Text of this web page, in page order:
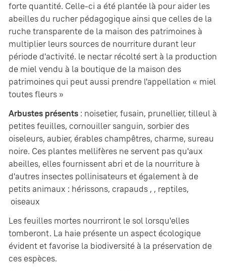
forte quantité. Celle-ci a été plantée là pour aider les
abeilles du rucher pédagogique ainsi que celles de la
ruche transparente de la maison des patrimoines à
multiplier leurs sources de nourriture durant leur
période d'activité. le nectar récolté sert à la production
de miel vendu à la boutique de la maison des
patrimoines qui peut aussi prendre l'appellation « miel
toutes fleurs »
Arbustes présents : noisetier, fusain, prunellier, tilleul à
petites feuilles, cornouiller sanguin, sorbier des
oiseleurs, aubier, érables champêtres, charme, sureau
noire. Ces plantes mellifères ne servent pas qu'aux
abeilles, elles fournissent abri et de la nourriture à
d'autres insectes pollinisateurs et également à de
petits animaux : hérissons, crapauds , , reptiles,
oiseaux
Les feuilles mortes nourriront le sol lorsqu'elles
tomberont. La haie présente un aspect écologique
évident et favorise la biodiversité à la préservation de
ces espèces.